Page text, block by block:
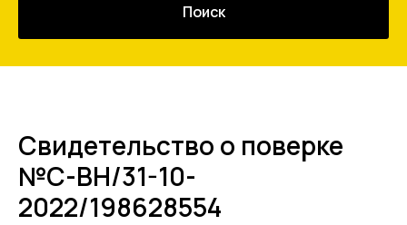
Поиск
Свидетельство о поверке
№С-ВН/31-10-
2022/198628554